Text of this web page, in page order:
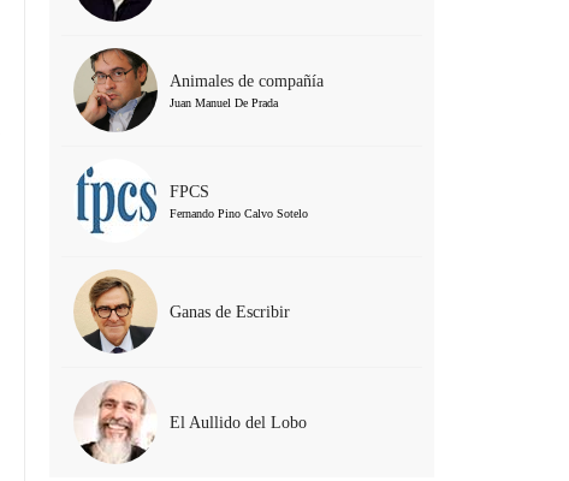
Animales de compañía
Juan Manuel De Prada
FPCS
Fernando Pino Calvo Sotelo
Ganas de Escribir
El Aullido del Lobo